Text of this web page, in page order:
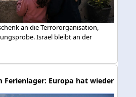
an die Terrororganisation,
Israel bleibt an der
Ferienlager: Europa hat wieder